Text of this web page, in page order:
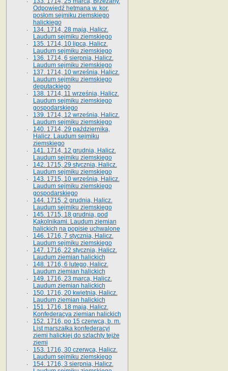
Odpowiedź hetmana w. kor.
posłom sejmiku ziemskiego
halickiego
134. 1714, 28 maja, Halicz.
Laudum sejmiku ziemskiego
135. 1714, 10 lipca, Halicz.
Laudum sejmiku ziemskiego
136. 1714, 6 sierpnia, Halicz.
Laudum sejmiku ziemskiego
137. 1714, 10 września, Halicz.
Laudum sejmiku ziemskiego
deputackiego
138. 1714, 11 września, Halicz.
Laudum sejmiku ziemskiego
gospodarskiego
139. 1714, 12 września, Halicz.
Laudum sejmiku ziemskiego
140. 1714, 29 października,
Halicz. Laudum sejmiku
ziemskiego
141. 1714, 12 grudnia, Halicz.
Laudum sejmiku ziemskiego
142. 1715, 29 stycznia, Halicz.
Laudum sejmiku ziemskiego
143. 1715, 10 września, Halicz.
Laudum sejmiku ziemskiego
gospodarskiego
144. 1715, 2 grudnia, Halicz.
Laudum sejmiku ziemskiego
145. 1715, 18 grudnia, pod
Kąkolnikami. Laudum ziemian
halickich na popisie uchwalone
146. 1716, 7 stycznia, Halicz.
Laudum sejmiku ziemskiego
147. 1716, 22 stycznia, Halicz.
Laudum ziemian halickich
148. 1716, 6 lutego, Halicz.
Laudum ziemian halickich
149. 1716, 23 marca, Halicz.
Laudum ziemian halickich
150. 1716, 20 kwietnia, Halicz.
Laudum ziemian halickich
151. 1716, 18 maja, Halicz.
Konfederacya ziemian halickich
152. 1716, po 15 czerwca, b. m.
List marszałka konfederacyi
ziemi halickiej do szlachty tejże
ziemi
153. 1716, 30 czerwca, Halicz.
Laudum sejmiku ziemskiego
154. 1716, 3 sierpnia, Halicz.